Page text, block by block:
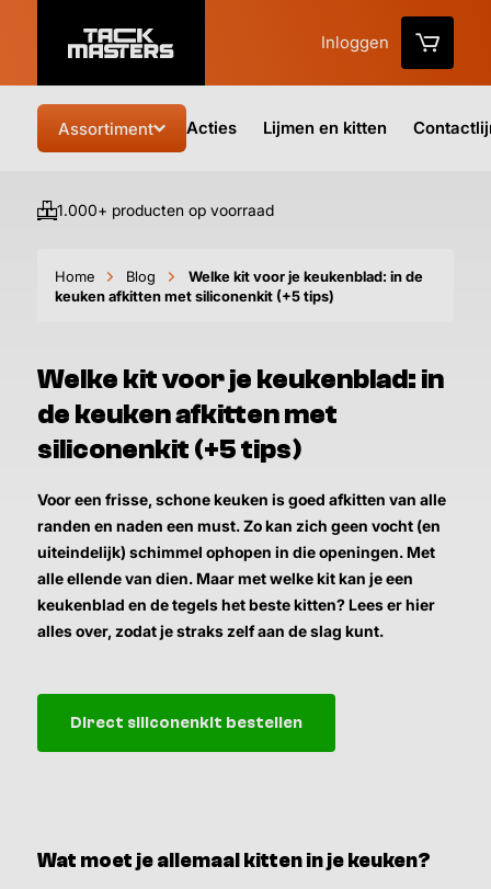
Inloggen
Assortiment Acties Lijmen en kitten
1.000+ producten op voorraad
Home Blog
Welke kit voor je keukenblad: in de
keuken afkitten met siliconenkit (+5 tips)
Welke kit voor je keukenblad: in
de keuken afkitten met
siliconenkit (+5 tips)
Voor een frisse, schone keuken is goed afkitten van alle
randen en naden een must. Zo kan zich geen vocht (en
uiteindelijk) schimmel ophopen in die openingen. Met
alle ellende van dien. Maar met welke kit kan je een
keukenblad en de tegels het beste kitten? Lees er hier
alles over, zodat je straks zelf aan de slag kunt.
Direct siliconenkit bestellen
Wat moet je allemaal kitten in je keuken?